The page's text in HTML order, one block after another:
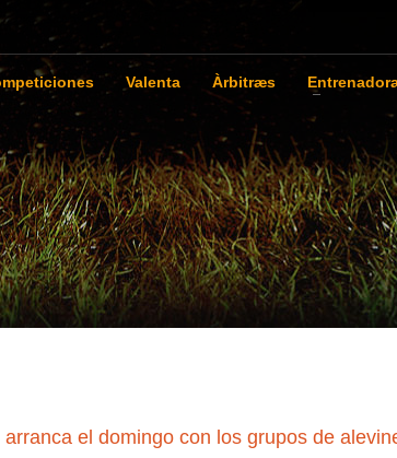
Valenta Àrbitræs
el domingo con los grupos de